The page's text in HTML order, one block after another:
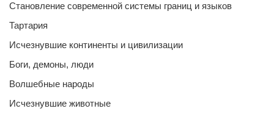
Становление современной системы границ и языков
Тартария
Исчезнувшие континенты и цивилизации
Боги, демоны, люди
Волшебные народы
Исчезнувшие животные